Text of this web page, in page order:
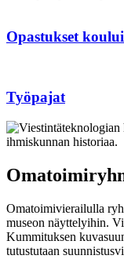
Opastukset
Työpajat
Omatoimivierailulla
museon näyttelyihin.
Kummituksen
tutustutaan